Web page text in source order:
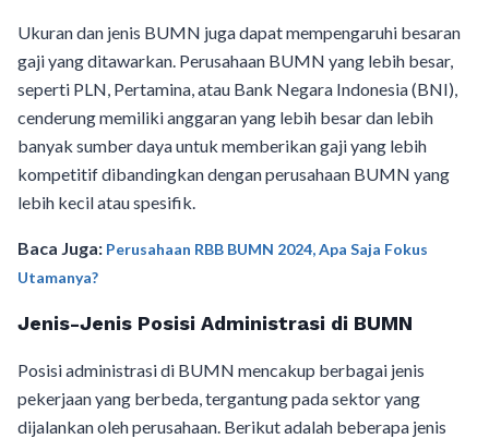
Ukuran dan jenis BUMN juga dapat mempengaruhi besaran
gaji yang ditawarkan. Perusahaan BUMN yang lebih besar,
seperti PLN, Pertamina, atau Bank Negara Indonesia (BNI),
cenderung memiliki anggaran yang lebih besar dan lebih
banyak sumber daya untuk memberikan gaji yang lebih
kompetitif dibandingkan dengan perusahaan BUMN yang
lebih kecil atau spesifik.
Baca Juga: Perusahaan RBB BUMN 2024, Apa Saja Fokus
Utamanya?
Jenis-Jenis Posisi Administrasi di BUMN
Posisi administrasi di BUMN mencakup berbagai jenis
pekerjaan yang berbeda, tergantung pada sektor yang
dijalankan oleh perusahaan. Berikut adalah beberapa jenis